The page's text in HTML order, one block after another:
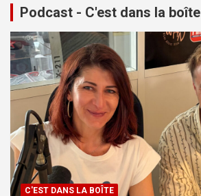
publications
Podcast - C'est dans la boîte
C'EST DANS LA BOÎTE